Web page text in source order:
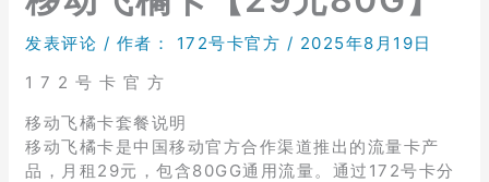
发表评论 / 作者： 172号卡官方 / 2025年8月19日
1 7 2 号 卡 官 方
移动飞橘卡套餐说明
移动飞橘卡是中国移动官方合作渠道推出的流量卡产
品，月租29元，包含80GG通用流量。通过172号卡分